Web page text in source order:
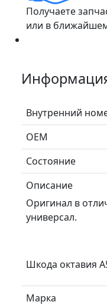
Получаете
или в
Внутренний
ОЕМ
Состояние
Описание
Оригинал в
универсал.
Шкода октавия
Марка